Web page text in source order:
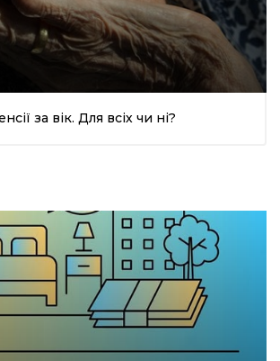
за вік. Для всіх чи ні?